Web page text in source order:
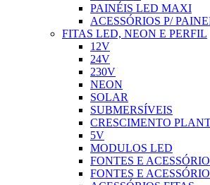
PAINÉIS LED MAXI
ACESSÓRIOS P/
FITAS LED, NEON E PERFIL
12V
24V
230V
NEON
SOLAR
SUBMERSÍVEIS
CRESCIMENTO
5V
MODULOS LED
FONTES E
FONTES E